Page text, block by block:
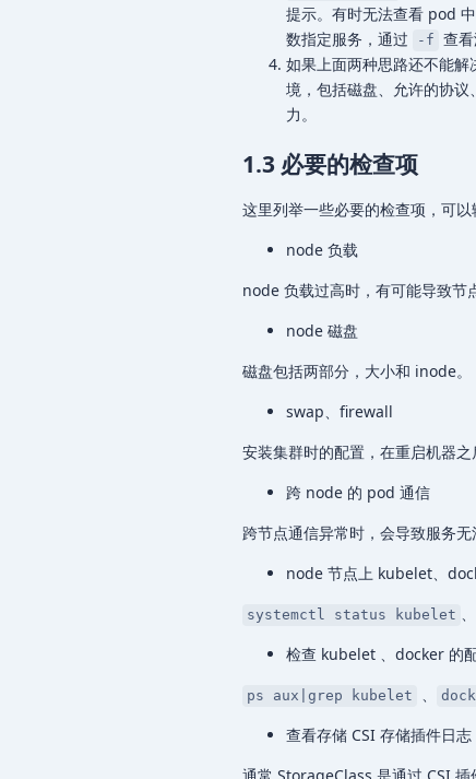
提示。有时无法查看 pod
数指定服务，通过
-f 查
如果上面两种思路还不能
境，包括磁盘、允许的协
力。
1.3 必要的检查项
这里列举一些必要的检查项，可以
node 负载
node 负载过高时，有可能导致节
node 磁盘
磁盘包括两部分，大小和 inode。
swap、firewall
安装集群时的配置，在重启机器之
跨 node 的 pod 通信
跨节点通信异常时，会导致服务无
node 节点上 kubelet、
systemctl status kubelet
检查 kubelet 、docker 的
ps aux|grep kubelet
查看存储 CSI 存储插件日志